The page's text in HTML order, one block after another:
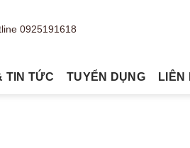
TIN TỨC TUYỂN DỤNG LIÊN